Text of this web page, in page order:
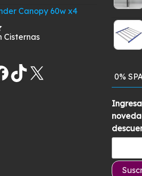
Canopy 60w x4
Cisternas
TikTok
X 0%